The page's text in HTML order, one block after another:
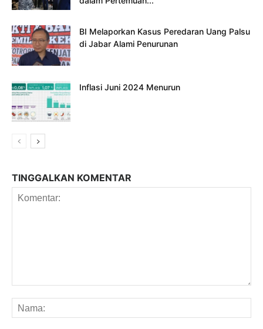
BI Melaporkan Kasus Peredaran Uang Palsu
di Jabar Alami Penurunan
Inflasi Juni 2024 Menurun
TINGGALKAN KOMENTAR